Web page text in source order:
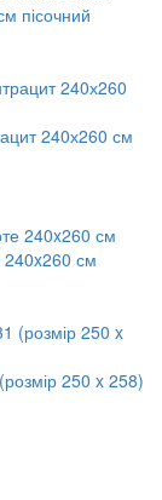
пісочний
240х260 см
240x260 см
250 x 258)